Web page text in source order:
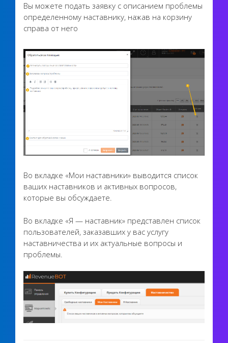
Вы можете подать заявку с описанием проблемы
определенному наставнику, нажав на корзину
справа от него
Во вкладке «Мои наставники» выводится список
ваших наставников и активных вопросов,
которые вы обсуждаете.
Во вкладке «Я — наставник» представлен список
пользователей, заказавших у вас услугу
наставничества и их актуальные вопросы и
проблемы.